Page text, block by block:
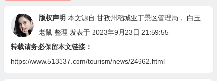
版权声明 本文源自 甘孜州稻城亚丁景区管理局 ， 白玉
老鼠 整理 发表于 2023年9月23日 21:59:55
转载请务必保留本文链接：
https://www.513337.com/tourism/news/24662.html